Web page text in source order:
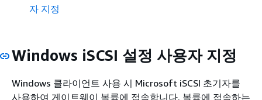
자 지정
Windows iSCSI 설정 사용자 지정
Windows 클라이언트 사용 시 Microsoft iSCSI 초기자를
사용하여 게이트웨이 볼륨에 접속합니다. 볼륨에 접속하는